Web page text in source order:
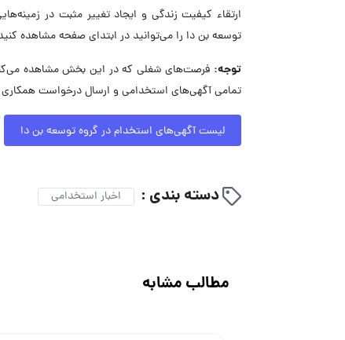
ارتقاء کیفیت زندگی و ایجاد تغییر مثبت در
توسعه بن دا را می‌توانید در ابتدای صفحه مشاهده
توجه: فرصت‌های شغلی که در این بخش مشاهده
تمامی آگهی‌های استخدامی و ارسال درخواست
لیست آگهی‌های استخدام در گروه توسعه بن دا
دسته بندی : اخبار استخدامی
مطالب مشابه